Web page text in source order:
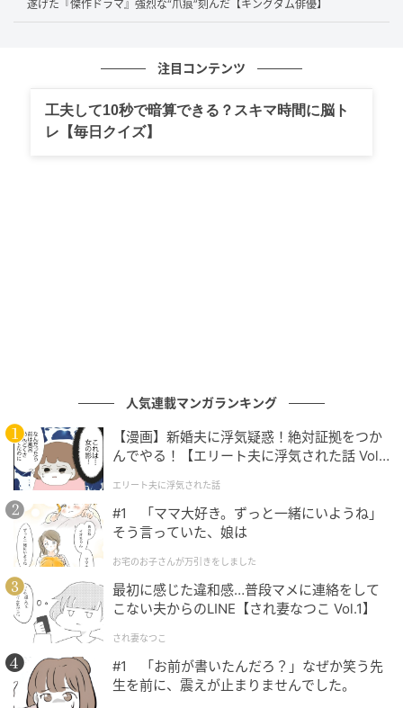
楚で透明感あふれる笑顔は多くの視聴者の心を掴み、
なりました。
同年8月には「第17回 東京ガールズコレクション 2013
AUTUMN／WINTER」のランウェイにも登場。ショー
ィーン誌から赤文字系ファッション誌へとステージを
移しながら、長きにわたって第一線を走り続けてきた
人気モデルの代表格です。
「女優だけは絶対にやらない」から主演女優
へ
いまでこそ数々の作品で主演を務める松井さんです
が、当初は女優業に対して苦手意識を抱えていたとい
います。「女優業は絶対にやらない」と思っていた時
期もあったそうで、そのスタートは決して順風満帆な
ものではありませんでした。
遂げた『傑作ドラマ』強烈な“爪痕”刻んだ【キングダム俳優】
注目コンテンツ
工夫して10秒で暗算できる？スキマ時間に脳ト
レ【毎日クイズ】
人気連載マンガランキング
【漫画】新婚夫に浮気疑惑！絶対証拠をつか
んでやる！【エリート夫に浮気された話 Vol.
エリート夫に浮気された話
#1 「ママ大好き。ずっと一緒にいようね」
そう言っていた、娘は
お宅のお子さんが万引きをしました
最初に感じた違和感…普段マメに連絡をして
こない夫からのLINE【され妻なつこ Vol.1】
され妻なつこ
#1 「お前が書いたんだろ？」なぜか笑う先
生を前に、震えが止まりませんでした。